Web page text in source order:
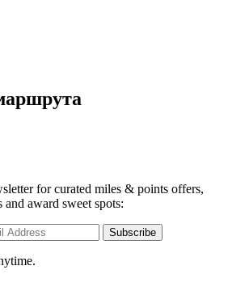
for curated miles & points offers,
and award sweet spots:
Subscribe